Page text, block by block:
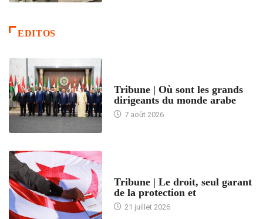
EDITOS
Tribune | Où sont les grands
dirigeants du monde arabe
7 août 2026
Tribune | Le droit, seul garant
de la protection et
21 juillet 2026